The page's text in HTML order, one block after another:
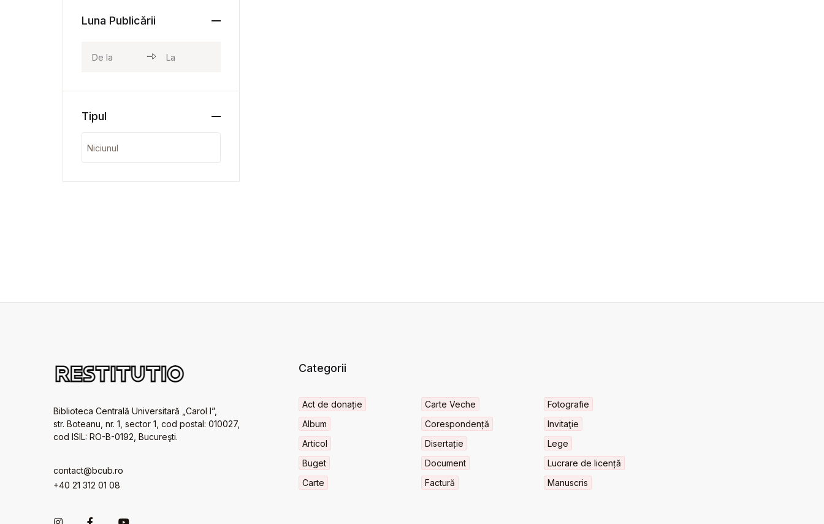
Luna Publicării
Tipul
Biblioteca Centrală Universitară „Carol I”,
str. Boteanu, nr. 1, sector 1, cod postal: 010027,
cod ISIL: RO-B-0192, Bucureşti.
contact@bcub.ro
+40 21 312 01 08
Categorii
Act de donație
Album
Articol
Buget
Carte
Carte Veche
Corespondență
Disertație
Document
Factură
Fotografie
Invitaţie
Lege
Lucrare de licență
Manuscris